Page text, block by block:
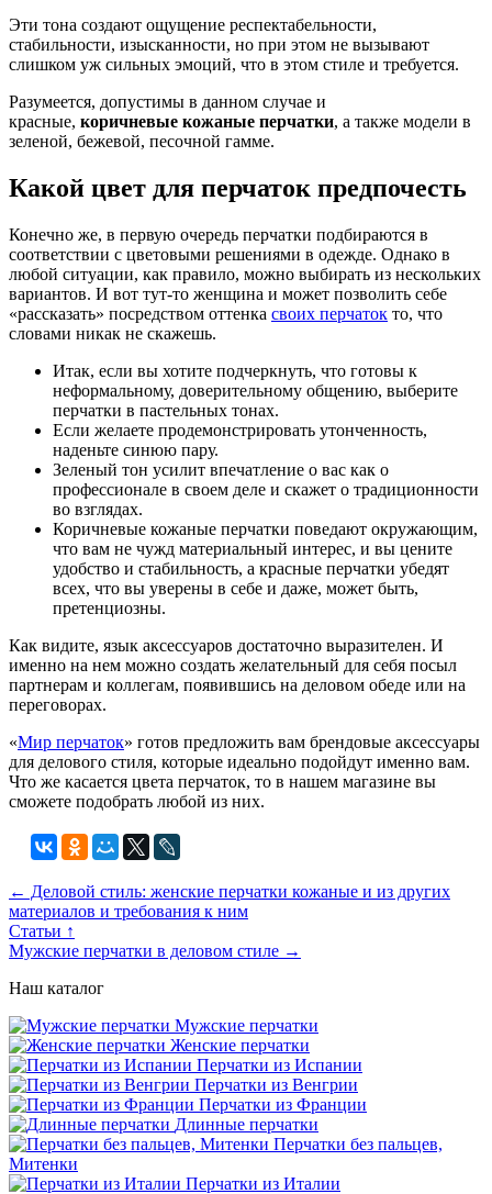
Эти тона создают ощущение респектабельности,
стабильности, изысканности, но при этом не вызывают
слишком уж сильных эмоций, что в этом стиле и требуется.
Разумеется, допустимы в данном случае и
красные, коричневые кожаные перчатки, а также модели в
зеленой, бежевой, песочной гамме.
Какой цвет для перчаток предпочесть
Конечно же, в первую очередь перчатки подбираются в
соответствии с цветовыми решениями в одежде. Однако в
любой ситуации, как правило, можно выбирать из нескольких
вариантов. И вот тут-то женщина и может позволить себе
«рассказать» посредством оттенка своих перчаток то, что
словами никак не скажешь.
Итак, если вы хотите подчеркнуть, что готовы к
неформальному, доверительному общению, выберите
перчатки в пастельных тонах.
Если желаете продемонстрировать утонченность,
наденьте синюю пару.
Зеленый тон усилит впечатление о вас как о
профессионале в своем деле и скажет о традиционности
во взглядах.
Коричневые кожаные перчатки поведают окружающим,
что вам не чужд материальный интерес, и вы цените
удобство и стабильность, а красные перчатки убедят
всех, что вы уверены в себе и даже, может быть,
претенциозны.
Как видите, язык аксессуаров достаточно выразителен. И
именно на нем можно создать желательный для себя посыл
партнерам и коллегам, появившись на деловом обеде или на
переговорах.
«Мир перчаток» готов предложить вам брендовые аксессуары
для делового стиля, которые идеально подойдут именно вам.
Что же касается цвета перчаток, то в нашем магазине вы
сможете подобрать любой из них.
← Деловой стиль: женские перчатки кожаные и из других
материалов и требования к ним
Статьи ↑
Мужские перчатки в деловом стиле →
Наш каталог
Мужские перчатки
Женские перчатки
Перчатки из Испании
Перчатки из Венгрии
Перчатки из Франции
Длинные перчатки
Перчатки без пальцев,
Митенки
Перчатки из Италии